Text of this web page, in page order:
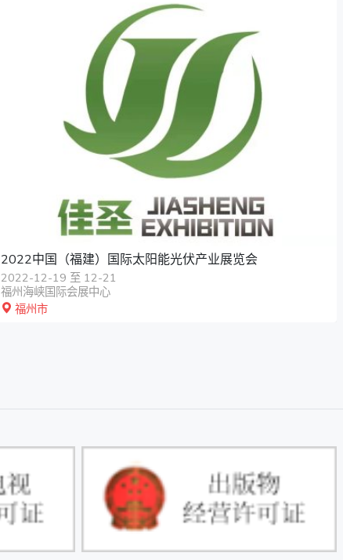
2022中国（福建）国际太阳能光伏产业展览会
2022-12-19 至 12-21
福州海峡国际会展中心
福州市